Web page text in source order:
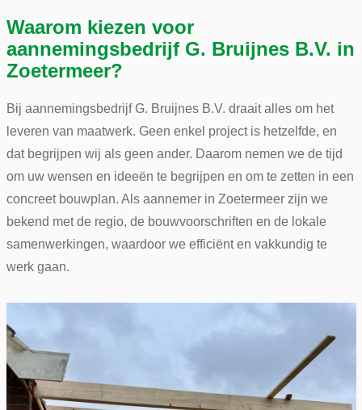
Waarom kiezen voor
aannemingsbedrijf G. Bruijnes B.V. in
Zoetermeer?
Bij aannemingsbedrijf G. Bruijnes B.V. draait alles om het
leveren van maatwerk. Geen enkel project is hetzelfde, en
dat begrijpen wij als geen ander. Daarom nemen we de tijd
om uw wensen en ideeën te begrijpen en om te zetten in een
concreet bouwplan. Als aannemer in Zoetermeer zijn we
bekend met de regio, de bouwvoorschriften en de lokale
samenwerkingen, waardoor we efficiënt en vakkundig te
werk gaan.